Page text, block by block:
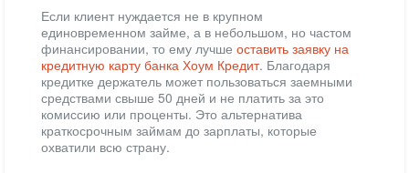
Если клиент нуждается не в крупном
единовременном займе, а в небольшом, но частом
финансировании, то ему лучше оставить заявку на
кредитную карту банка Хоум Кредит. Благодаря
кредитке держатель может пользоваться заемными
средствами свыше 50 дней и не платить за это
комиссию или проценты. Это альтернатива
краткосрочным займам до зарплаты, которые
охватили всю страну.